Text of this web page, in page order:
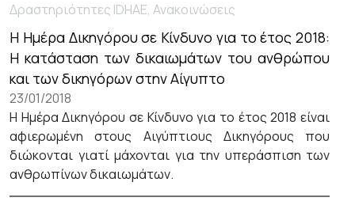
Δραστηριότητες IDHAE, Ανακοινώσεις
Η Ημέρα Δικηγόρου σε Κίνδυνο για το έτος 2018:
Η κατάσταση των δικαιωμάτων του ανθρώπου
και των δικηγόρων στην Αίγυπτο
23/01/2018
Η Ημέρα Δικηγόρου σε Κίνδυνο για το έτος 2018 είναι
αφιερωμένη στους Αιγύπτιους Δικηγόρους που
διώκονται γιατί μάχονται για την υπεράσπιση των
ανθρωπίνων δικαιωμάτων.